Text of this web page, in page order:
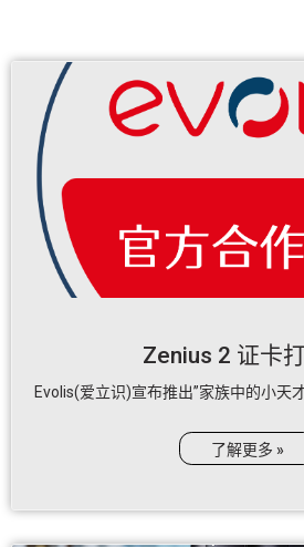
Zenius 2 证卡
Evolis(爱立识)宣布推出”家族中的小天才
了解更多 »